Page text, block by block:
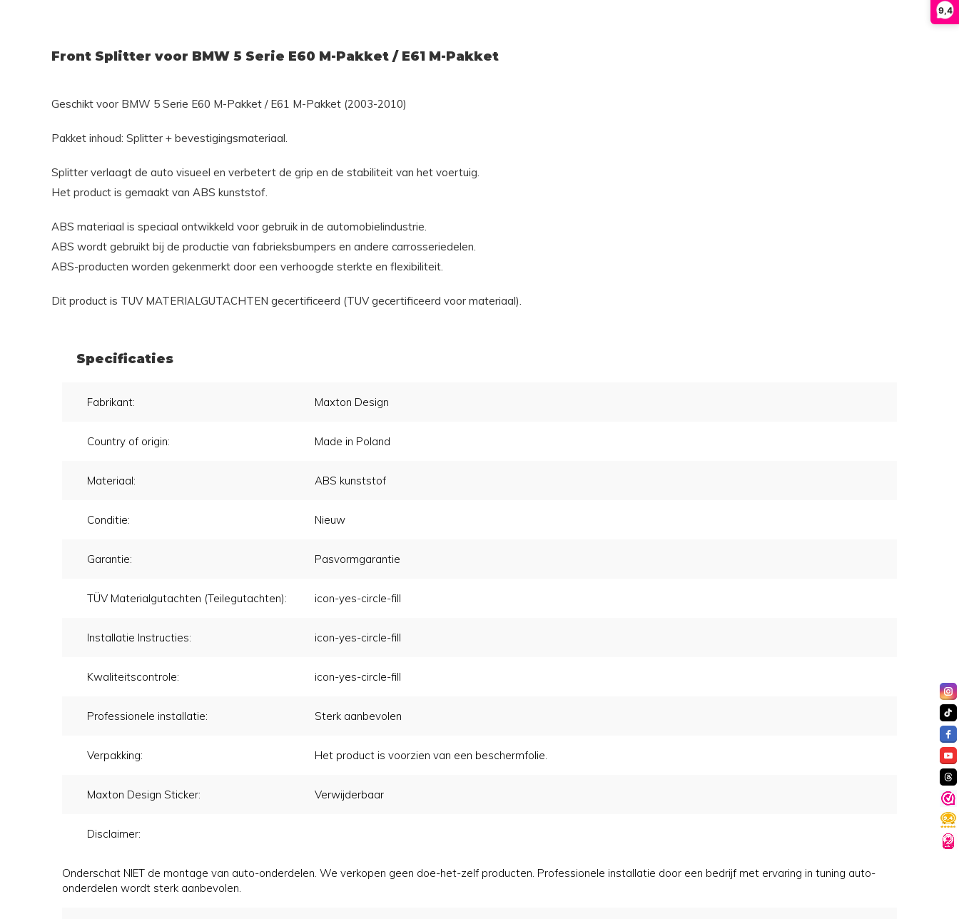
9,4
Front Splitter voor BMW 5 Serie E60 M-Pakket / E61 M-Pakket
Geschikt voor BMW 5 Serie E60 M-Pakket / E61 M-Pakket (2003-2010)
Pakket inhoud: Splitter + bevestigingsmateriaal.
Splitter verlaagt de auto visueel en verbetert de grip en de stabiliteit van het voertuig.
Het product is gemaakt van ABS kunststof.
ABS materiaal is speciaal ontwikkeld voor gebruik in de automobielindustrie.
ABS wordt gebruikt bij de productie van fabrieksbumpers en andere carrosseriedelen.
ABS-producten worden gekenmerkt door een verhoogde sterkte en flexibiliteit.
Dit product is TUV MATERIALGUTACHTEN gecertificeerd (TUV gecertificeerd voor materiaal).
Specificaties
Fabrikant: Maxton Design
Country of origin: Made in Poland
Materiaal: ABS kunststof
Conditie: Nieuw
Garantie: Pasvormgarantie
TÜV Materialgutachten (Teilegutachten): icon-yes-circle-fill
Installatie Instructies: icon-yes-circle-fill
Kwaliteitscontrole: icon-yes-circle-fill
Professionele installatie: Sterk aanbevolen
Verpakking: Het product is voorzien van een beschermfolie.
Maxton Design Sticker: Verwijderbaar
Disclaimer:
Onderschat NIET de montage van auto-onderdelen. We verkopen geen doe-het-zelf producten. Professionele installatie door een bedrijf met ervaring in tuning auto-
onderdelen wordt sterk aanbevolen.